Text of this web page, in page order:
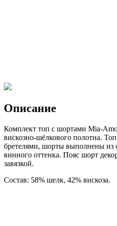
Описание
Комплект топ с шортами Mia-
вискозно-шёлкового полотна.
бретелями, шорты выполнены из
винного оттенка. Пояс шорт
завязкой.
Состав: 58% шелк, 42% вискоза.